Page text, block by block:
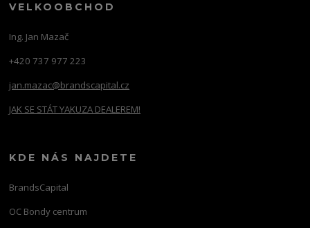
VELKOOBCHOD
Ing. Jan Mazač
+420 737 977 223
jan.mazac@brandscapital.cz
JAK SE STÁT YAKUZA DEALEREM!
KDE NÁS NAJDETE
BrandsCapital
OC Bondy centrum